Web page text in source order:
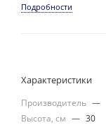
Подробности
Характеристики
Производитель —
Высота, см — 30